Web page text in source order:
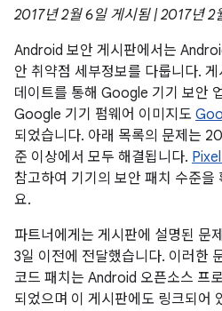
2017년 2월 6일 게시됨 | 2017년 2
Android 보안 게시판에서는
안 취약점 세부정보를 다룹니다.
데이트를 통해 Google 기기 보안
Google 기기 펌웨어 이미지도
되었습니다. 아래 목록의 문제는
준 이상에서 모두 해결됩니다.
참고하여 기기의 보안 패치 수준을
요.
파트너에게는 게시판에 설명된 문
3일 이전에 전달했습니다. 이러한
코드 패치는 Android 오픈소스 프
되었으며 이 게시판에도 링크되어